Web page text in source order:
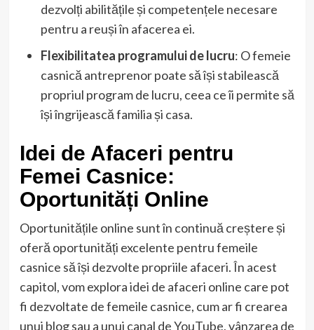
dezvolți abilitățile și competențele necesare
pentru a reuși în afacerea ei.
Flexibilitatea programului de lucru: O femeie
casnică antreprenor poate să își stabilească
propriul program de lucru, ceea ce îi permite să
își îngrijească familia și casa.
Idei de Afaceri pentru
Femei Casnice:
Oportunități Online
Oportunitățile online sunt în continuă creștere și
oferă oportunități excelente pentru femeile
casnice să își dezvolte propriile afaceri. În acest
capitol, vom explora idei de afaceri online care pot
fi dezvoltate de femeile casnice, cum ar fi crearea
unui blog sau a unui canal de YouTube, vânzarea de